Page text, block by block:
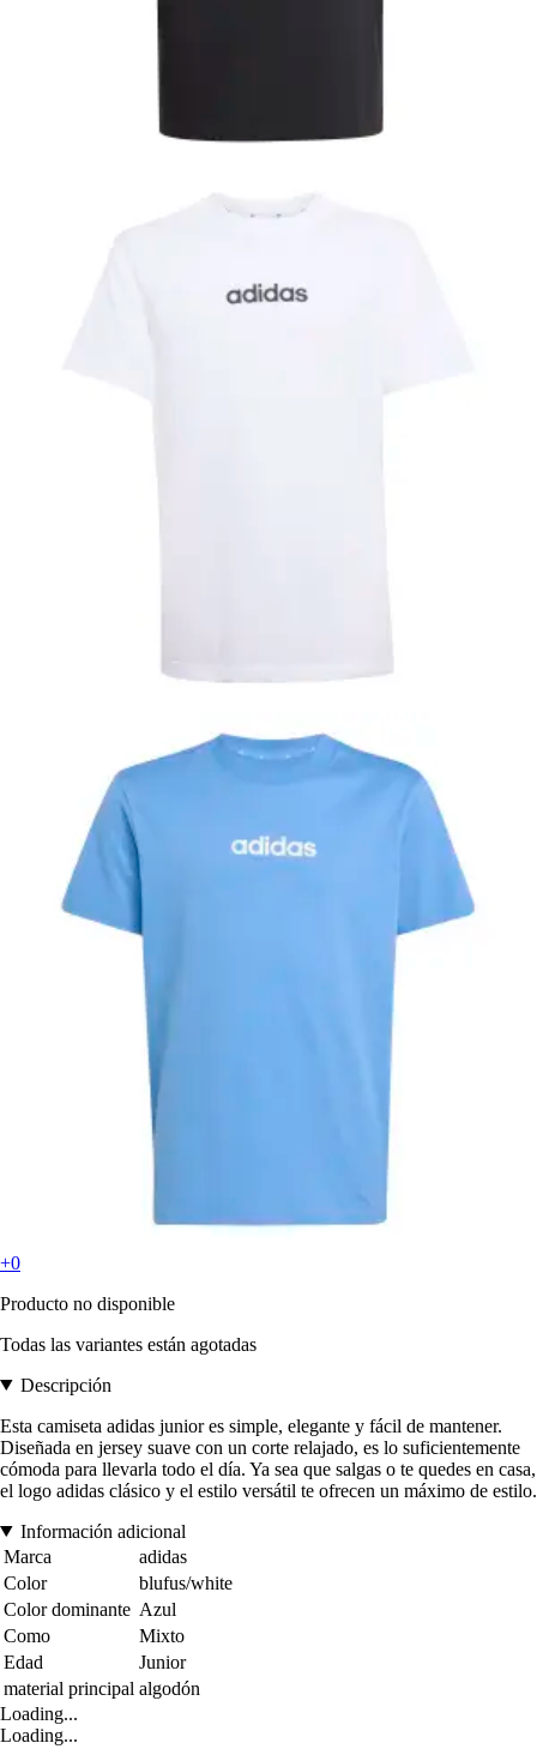
+0
Producto no disponible
Todas las variantes están agotadas
Descripción
Esta camiseta adidas junior es simple, elegante y fácil de mantener.
Diseñada en jersey suave con un corte relajado, es lo suficientemente
cómoda para llevarla todo el día. Ya sea que salgas o te quedes en casa,
el logo adidas clásico y el estilo versátil te ofrecen un máximo de estilo.
Información adicional
Marca
adidas
Color
blufus/white
Color dominante Azul
Como
Mixto
Edad
Junior
material principal algodón
Loading...
Loading...